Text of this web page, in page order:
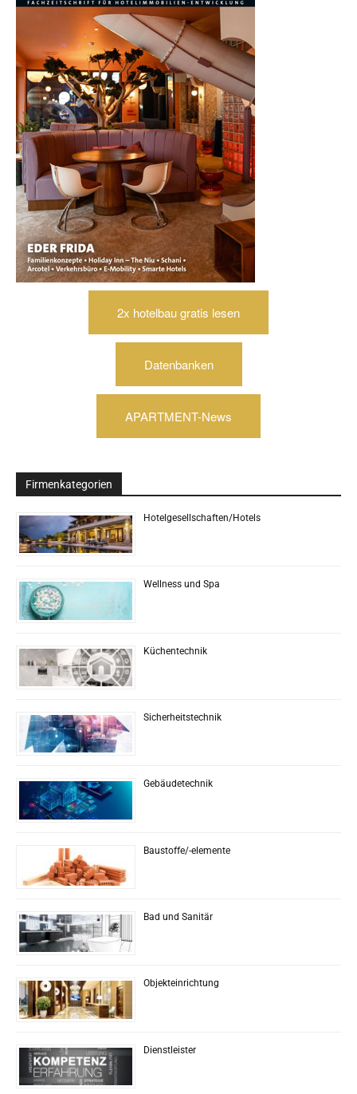
2x hotelbau gratis lesen
Datenbanken
APARTMENT-News
Firmenkategorien
Hotelgesellschaften/Hotels
Wellness und Spa
Küchentechnik
Sicherheitstechnik
Gebäudetechnik
Baustoffe/-elemente
Bad und Sanitär
Objekteinrichtung
Dienstleister